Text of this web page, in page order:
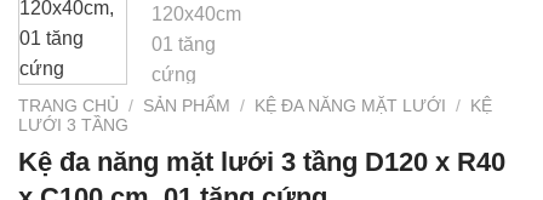
TRANG CHỦ / SẢN PHẨM / KỆ ĐA NĂNG MẶT LƯỚI /
KỆ
LƯỚI 3 TẦNG
Kệ đa năng mặt lưới 3 tầng D120 x R40